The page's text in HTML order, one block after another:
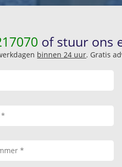
of stuur ons
binnen 24 uur. Gratis